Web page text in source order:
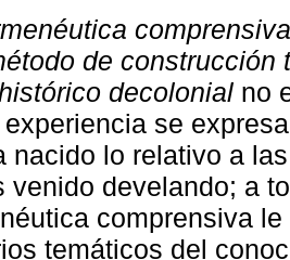
de
decolonial no
se
nacido lo relativo a
venido develando; a
comprensiva
temáticos del